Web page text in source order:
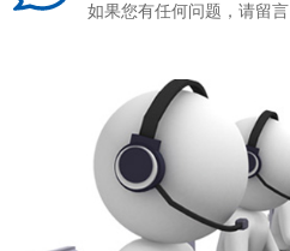
如果您有任何问题，请留言